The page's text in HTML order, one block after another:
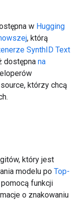
w Hugging
, którą
SynthID Text
dostępna na
którzy chcą
który jest
modelu po Top-
funkcji
o znakowaniu